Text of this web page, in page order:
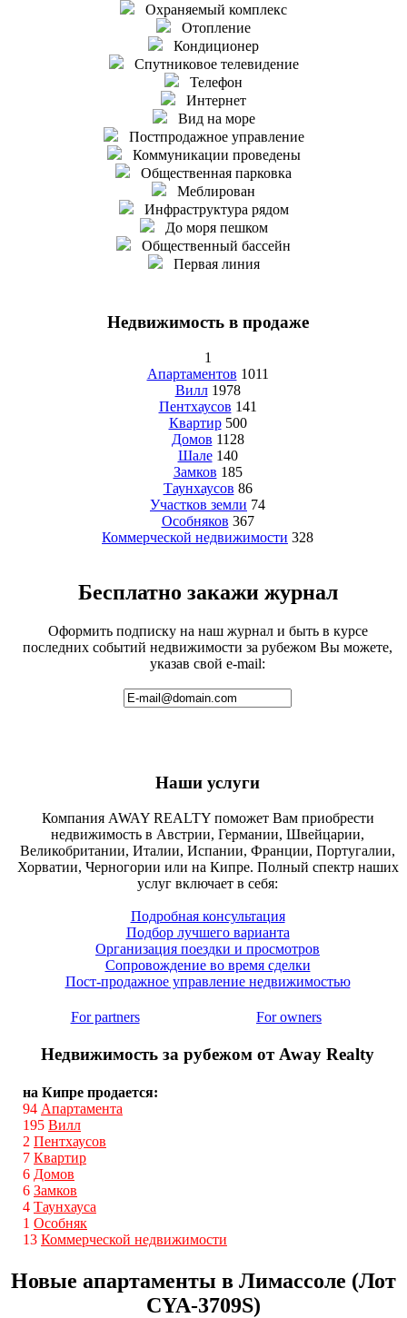
Охраняемый комплекс
Отопление
Кондиционер
Спутниковое телевидение
Телефон
Интернет
Вид на море
Постпродажное управление
Коммуникации проведены
Общественная парковка
Меблирован
Инфраструктура рядом
До моря пешком
Общественный бассейн
Первая линия
Недвижимость в продаже
1
Апартаментов 1011
Вилл 1978
Пентхаусов 141
Квартир 500
Домов 1128
Шале 140
Замков 185
Таунхаусов 86
Участков земли 74
Особняков 367
Коммерческой недвижимости 328
Бесплатно закажи журнал
Оформить подписку на наш журнал и быть в курсе
последних событий недвижимости за рубежом Вы можете,
указав свой e-mail:
Наши услуги
Компания AWAY REALTY поможет Вам приобрести
недвижимость в Австрии, Германии, Швейцарии,
Великобритании, Италии, Испании, Франции, Португалии,
Хорватии, Черногории или на Кипре. Полный спектр наших
услуг включает в себя:
Подробная консультация
Подбор лучшего варианта
Организация поездки и просмотров
Сопровождение во время сделки
Пост-продажное управление недвижимостью
For partners For owners
Недвижимость за рубежом от Away Realty
на Кипре продается:
94 Апартамента
195 Вилл
2 Пентхаусов
7 Квартир
6 Домов
6 Замков
4 Таунхауса
1 Особняк
13 Коммерческой недвижимости
Новые апартаменты в Лимассоле (Лот
CYA-3709S)